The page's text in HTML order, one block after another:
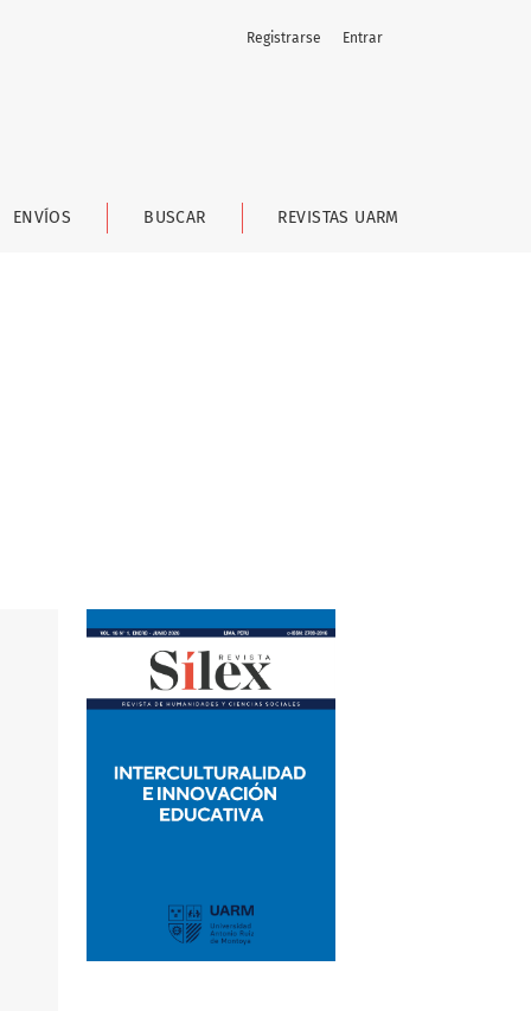
ENVÍOS BUSCAR REVISTAS UARM
Registrarse Entrar